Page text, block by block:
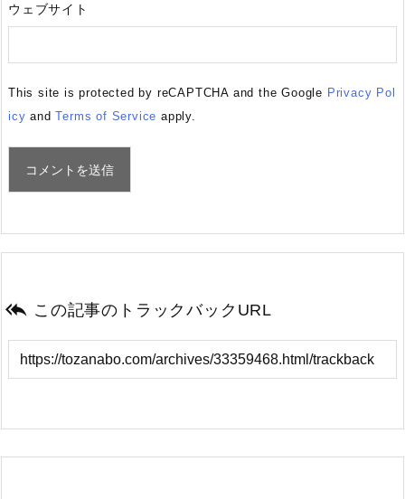
ウェブサイト
This site is protected by reCAPTCHA and the Google Privacy Pol
icy andTerms of Service apply.
 この記事のトラックバックURL